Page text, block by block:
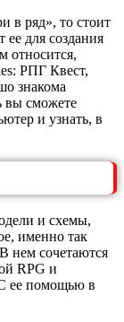
в ряд», то стоит
ее для создания
относится,
РПГ Квест,
знакома
вы сможете
и узнать, в
и схемы,
именно так
нем сочетаются
RPG и
ее помощью в